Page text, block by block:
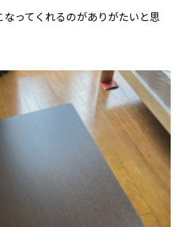
ってくれるのがありがたいと思